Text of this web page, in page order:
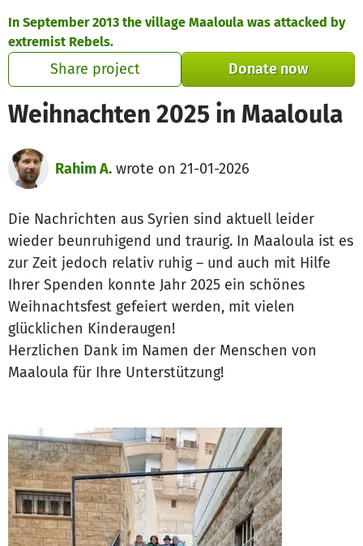
In September 2013 the village Maaloula was attacked by
extremist Rebels.
Share project Donate now
Weihnachten 2025 in Maaloula
Rahim A. wrote on 21-01-2026
Die Nachrichten aus Syrien sind aktuell leider
wieder beunruhigend und traurig. In Maaloula ist es
zur Zeit jedoch relativ ruhig – und auch mit Hilfe
Ihrer Spenden konnte Jahr 2025 ein schönes
Weihnachtsfest gefeiert werden, mit vielen
glücklichen Kinderaugen!
Herzlichen Dank im Namen der Menschen von
Maaloula für Ihre Unterstützung!